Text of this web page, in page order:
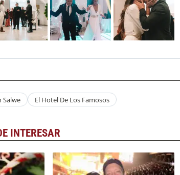
Salwe El Hotel De Los Famosos
INTERESAR